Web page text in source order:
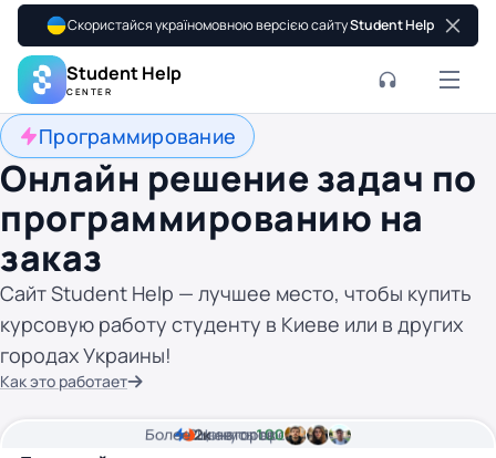
Скористайся україномовною версією сайтуStudent Help
Student Help
CENTER
Программирование
Онлайн решение задач по
программированию на
заказ
Сайт Student Help — лучшее место, чтобы купить
курсовую работу студенту в Киеве или в других
городах Украины!
Как это работает
2минуты времени
Цена от100 грн
Более2кавторов